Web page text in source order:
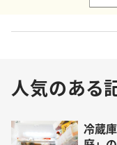
人気のある
冷蔵